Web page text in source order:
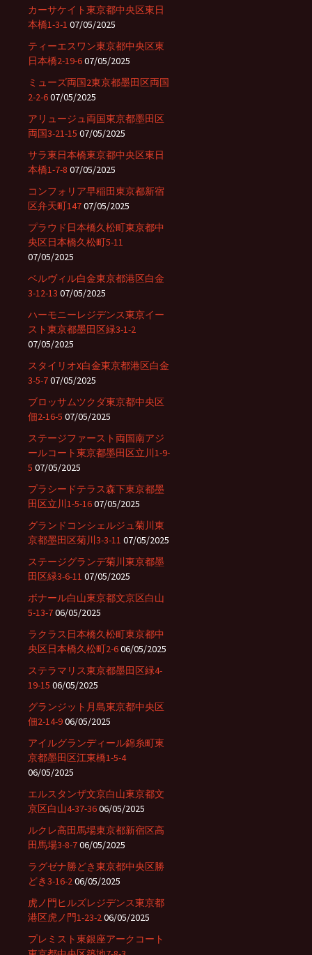
カーサケイト東京都中央区東日
本橋1-3-1 07/05/2025
ティーエスワン東京都中央区東
日本橋2-19-607/05/2025
ミューズ両国2東京都墨田区両国
2-2-607/05/2025
アリュージュ両国東京都墨田区
両国3-21-15 07/05/2025
サラ東日本橋東京都中央区東日
本橋1-7-8 07/05/2025
コンフォリア早稲田東京都新宿
区弁天町14707/05/2025
プラウド日本橋久松町東京都中
央区日本橋久松町5-11
07/05/2025
ベルヴィル白金東京都港区白金
3-12-13 07/05/2025
ハーモニーレジデンス東京イー
スト東京都墨田区緑3-1-2
07/05/2025
スタイリオX白金東京都港区白金
3-5-707/05/2025
ブロッサムツクダ東京都中央区
佃2-16-5 07/05/2025
ステージファースト両国南アジ
ールコート東京都墨田区立川1-9-
5 07/05/2025
プラシードテラス森下東京都墨
田区立川1-5-1607/05/2025
グランドコンシェルジュ菊川東
京都墨田区菊川3-3-11 07/05/2025
ステージグランデ菊川東京都墨
田区緑3-6-11 07/05/2025
ボナール白山東京都文京区白山
5-13-706/05/2025
ラクラス日本橋久松町東京都中
央区日本橋久松町2-606/05/2025
ステラマリス東京都墨田区緑4-
19-15 06/05/2025
グランジット月島東京都中央区
佃2-14-906/05/2025
アイルグランディール錦糸町東
京都墨田区江東橋1-5-4
06/05/2025
エルスタンザ文京白山東京都文
京区白山4-37-3606/05/2025
ルクレ高田馬場東京都新宿区高
田馬場3-8-706/05/2025
ラグゼナ勝どき東京都中央区勝
どき3-16-206/05/2025
虎ノ門ヒルズレジデンス東京都
港区虎ノ門1-23-206/05/2025
プレミスト東銀座アークコート